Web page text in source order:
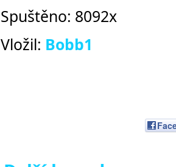
Spuštěno: 8092x
Vložil: Bobb1